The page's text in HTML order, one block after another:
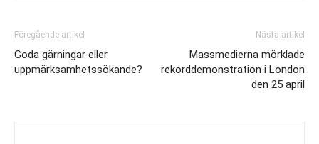
Föregående artikel
Goda gärningar eller
uppmärksamhetssökande?
Nästa artikel
Massmedierna mörklade
rekorddemonstration i London
den 25 april